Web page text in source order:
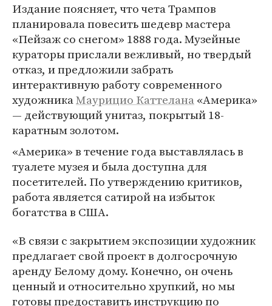
Издание поясняет, что чета Трампов
планировала повесить шедевр мастера
«Пейзаж со снегом» 1888 года. Музейные
кураторы прислали вежливый, но твердый
отказ, и предложили забрать
интерактивную работу современного
художникаМаурицио Каттелана«Америка»
— действующий унитаз, покрытый 18-
каратным золотом.
«Америка» в течение года выставлялась в
туалете музея и была доступна для
посетителей. По утверждению критиков,
работа является сатирой на избыток
богатства в США.
«В связи с закрытием экспозиции художник
предлагает свой проект в долгосрочную
аренду Белому дому. Конечно, он очень
ценный и относительно хрупкий, но мы
готовы предоставить инструкцию по